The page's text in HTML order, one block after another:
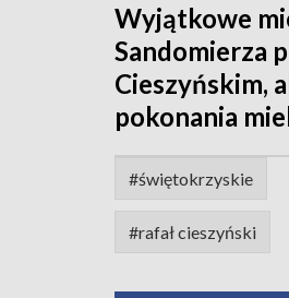
Wyjątkowe
Sandomierza
Cieszyńskim,
pokonania
#świętokrzyskie
#rafał cieszyński